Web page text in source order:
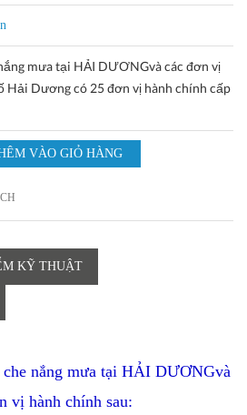
mưa tại HẢI DƯƠNGvà các đơn vị
Hải Dương có 25 đơn vị hành chính cấp
KỸ THUẬT
nắng mưa tại HẢI DƯƠNGvà
vị hành chính sau: